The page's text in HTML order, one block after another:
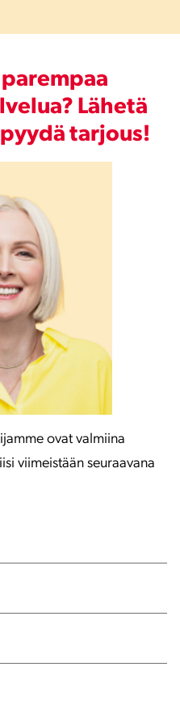
Lähetä
tarjous!
ovat valmiina
viimeistään seuraavana